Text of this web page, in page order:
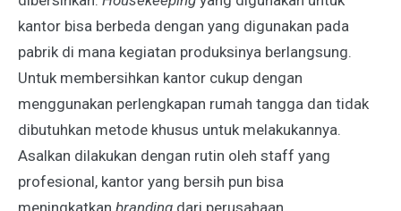
kantor bisa berbeda dengan yang digunakan pada
pabrik di mana kegiatan produksinya berlangsung.
Untuk membersihkan kantor cukup dengan
menggunakan perlengkapan rumah tangga dan tidak
dibutuhkan metode khusus untuk melakukannya.
Asalkan dilakukan dengan rutin oleh staff yang
profesional, kantor yang bersih pun bisa